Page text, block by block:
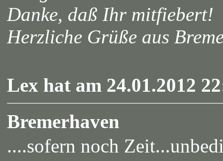
Danke, daß Ihr mitfiebert!
Herzliche Grüße aus
Lex hat am 24.01.2012
Bremerhaven
....sofern noch